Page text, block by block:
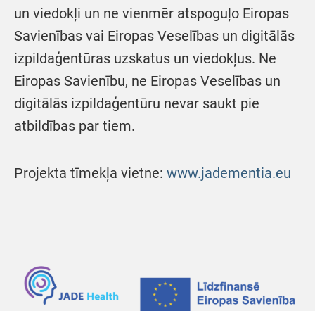
un viedokļi un ne vienmēr atspoguļo Eiropas
Savienības vai Eiropas Veselības un digitālās
izpildaģentūras uzskatus un viedokļus. Ne
Eiropas Savienību, ne Eiropas Veselības un
digitālās izpildaģentūru nevar saukt pie
atbildības par tiem.
Projekta tīmekļa vietne: www.jadementia.eu